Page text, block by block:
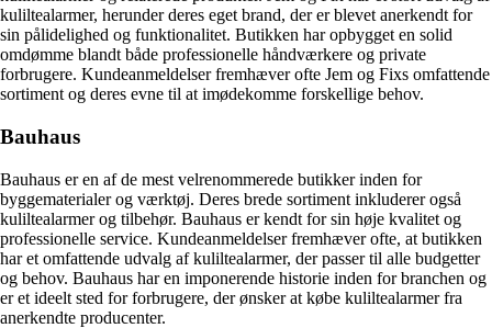
kuliltealarmer, herunder deres eget brand, der er blevet anerkendt for
sin pålidelighed og funktionalitet. Butikken har opbygget en solid
omdømme blandt både professionelle håndværkere og private
forbrugere. Kundeanmeldelser fremhæver ofte Jem og Fixs omfattende
sortiment og deres evne til at imødekomme forskellige behov.
Bauhaus
Bauhaus er en af de mest velrenommerede butikker inden for
byggematerialer og værktøj. Deres brede sortiment inkluderer også
kuliltealarmer og tilbehør. Bauhaus er kendt for sin høje kvalitet og
professionelle service. Kundeanmeldelser fremhæver ofte, at butikken
har et omfattende udvalg af kuliltealarmer, der passer til alle budgetter
og behov. Bauhaus har en imponerende historie inden for branchen og
er et ideelt sted for forbrugere, der ønsker at købe kuliltealarmer fra
anerkendte producenter.